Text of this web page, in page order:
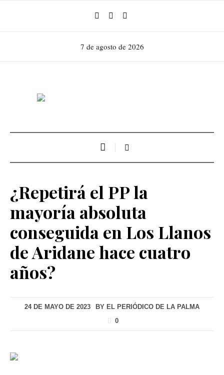
7 de agosto de 2026
¿Repetirá el PP la
mayoría absoluta
conseguida en Los Llanos
de Aridane hace cuatro
años?
24 DE MAYO DE 2023 BY EL PERIÓDICO DE LA PALMA
0